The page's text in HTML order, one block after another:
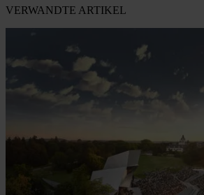
VERWANDTE ARTIKEL